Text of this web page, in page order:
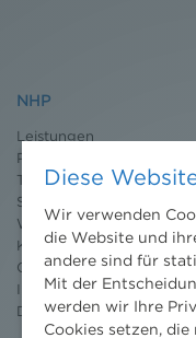
NHP
Leistungen
Projekte
Team
Standorte
Wissenschaft
Karriere
Ombudsstelle
Impressum
Datenschutz erklärung
Diese
Wir verwenden
die Website und
andere sind für
Mit der
werden wir Ihre
Cookies setzen,